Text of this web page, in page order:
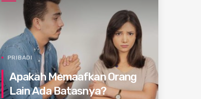
PRIBADI
Apakah Memaafkan Orang
Lain Ada Batasnya?